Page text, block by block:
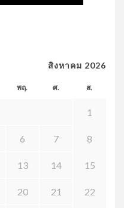
สิงหาคม 2026
พฤ. ศ. ส.
1
6 7 8
13 14 15
20 21 22